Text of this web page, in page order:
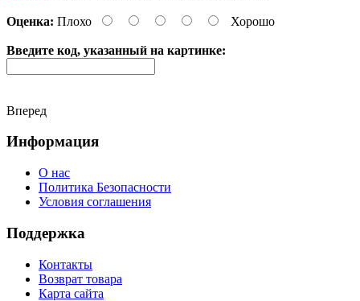
Оценка: Плохо Хорошо
Введите код, указанный на картинке:
Вперед
Информация
О нас
Политика Безопасности
Условия соглашения
Поддержка
Контакты
Возврат товара
Карта сайта